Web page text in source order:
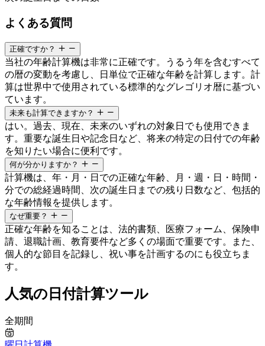
よくある質問
正確ですか？
当社の年齢計算機は非常に正確です。うるう年を含むすべて
の暦の変動を考慮し、日単位で正確な年齢を計算します。計
算は世界中で使用されている標準的なグレゴリオ暦に基づい
ています。
未来も計算できますか？
はい。過去、現在、未来のいずれの対象日でも使用できま
す。重要な誕生日や記念日など、将来の特定の日付での年齢
を知りたい場合に便利です。
何が分かりますか？
計算機は、年・月・日での正確な年齢、月・週・日・時間・
分での総経過時間、次の誕生日までの残り日数など、包括的
な年齢情報を提供します。
なぜ重要？
正確な年齢を知ることは、法的書類、医療フォーム、保険申
請、退職計画、教育要件など多くの場面で重要です。また、
個人的な節目を記録し、祝い事を計画するのにも役立ちま
す。
人気の日付計算ツール
全期間